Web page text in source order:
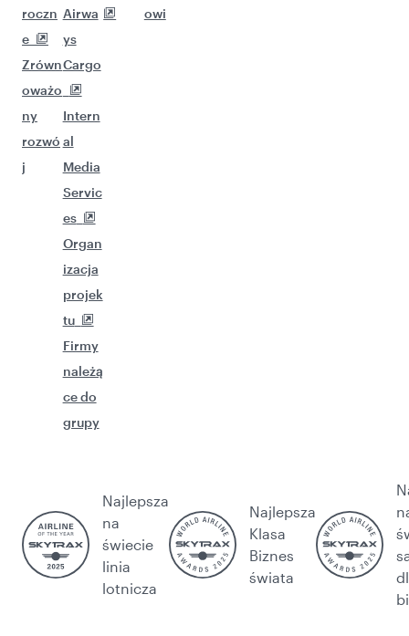
roczn
e
Zrówn
oważo
ny
rozwó
j
Airwa
ys
Cargo
Intern
al
Media
Servic
es
Organ
izacja
projek
tu
Firmy
należą
ce do
grupy
owi
Najlepsza
na
świecie
linia
lotnicza
Najlepsza
Klasa
Biznes
świata